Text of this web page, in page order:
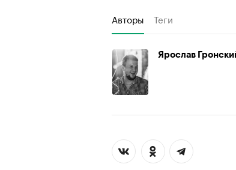
Авторы Теги
Ярослав